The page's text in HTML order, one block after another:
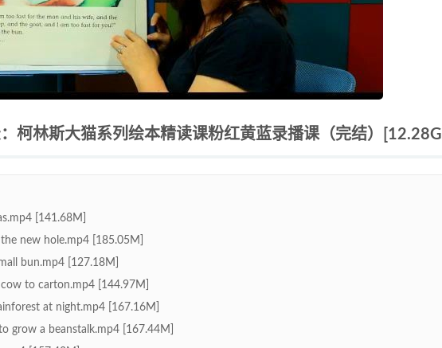
柯林斯大猫系列绘本精读课粉红黄蓝录播课（完结）[12.28G]
[141.68M]
new hole.mp4 [185.05M]
bun.mp4 [127.18M]
to carton.mp4 [144.97M]
at night.mp4 [167.16M]
grow a beanstalk.mp4 [167.44M]